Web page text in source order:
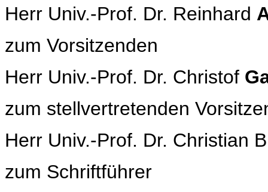
Herr Univ.-Prof. Dr. Reinhard
zum Vorsitzenden
Herr Univ.-Prof. Dr. Christof
zum stellvertretenden
Herr Univ.-Prof. Dr. Christian
zum Schriftführer